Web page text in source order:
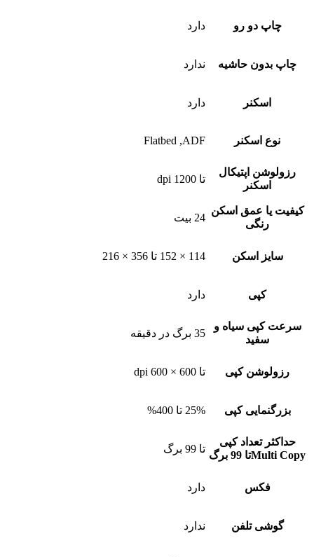
چاپ دو رو دارد
چاپ بدون حاشیه ندارد
اسکنر دارد
نوع اسکنر Flatbed ,ADF
رزولوشن اپتیکال
اسکنر
تا 1200 dpi
کیفیت یا عمق اسکن
رنگی
24 بیت
سایز اسکن 114 × 152 تا 356 × 216
کپی دارد
سرعت کپی سیاه و
سفید
35 برگ در دقیقه
رزولوشن کپی تا 600 × 600 dpi
بزرگنمایی کپی 25% تا 400%
حداکثر تعداد کپی
Multi Copyتا 99 برگ
تا 99 برگ
فکس دارد
گوشی تلفن ندارد